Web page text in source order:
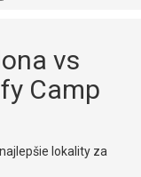
vs
Camp
lokality za